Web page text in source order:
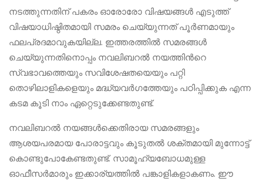
നടത്തുന്നതിന് പകരം ഓരോരോ വിഷയങ്ങൾ എടുത്ത്
വിഷയാധിഷ്ഠിതമായി സമരം ചെയ്യുന്നത് പൂർണമായും
ഫലപ്രദമാവുകയില്ല. ഇത്തരത്തിൽ സമരങ്ങൾ
ചെയ്യുന്നതിനൊപ്പം നവലിബറൽ നയത്തിന്‍റെ
സ്വഭാവത്തെയും സവിശേഷതയെയും പറ്റി
തൊഴിലാളികളെയും മദ്ധ്യവർഗത്തേയും പഠിപ്പിക്കുക എന്ന
കടമ കൂടി നാം ഏറ്റെടുക്കേണ്ടതുണ്ട്.
നവലിബറൽ നയങ്ങൾക്കെതിരായ സമരങ്ങളും
ആശയപരമായ പോരാട്ടവും കൂടുതൽ ശക്തമായി മുന്നോട്ട്
കൊണ്ടുപോകേണ്ടതുണ്ട്. സാമൂഹ്യബോധമുള്ള
ഓഫീസർമാരും ഇക്കാര്യത്തിൽ പങ്കാളികളാകണം. ഈ